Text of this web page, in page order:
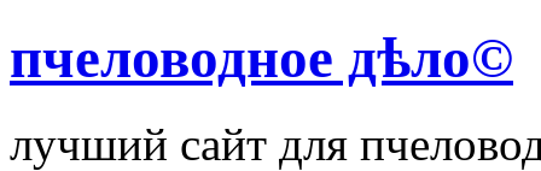
пчеловодное дѣло©
лучший сайт для